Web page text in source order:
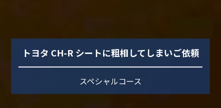
トヨタ CH-R シートに粗相してしまいご依頼
スペシャルコース